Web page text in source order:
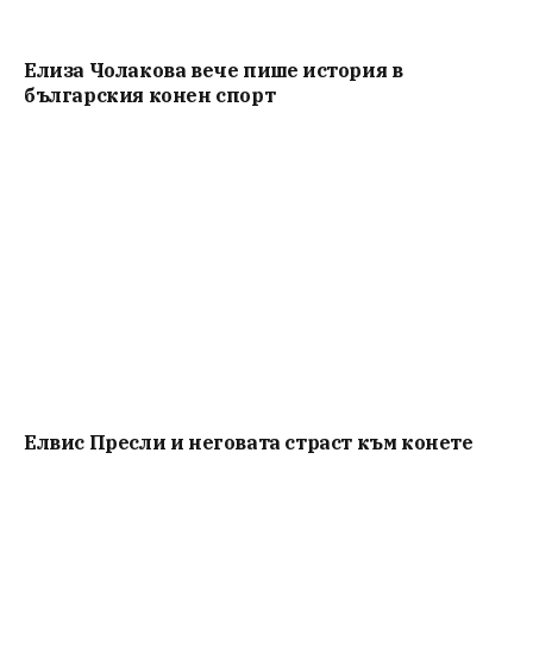
Елиза Чолакова вече пише история в
българския конен спорт
Елвис Пресли и неговата страст към конете